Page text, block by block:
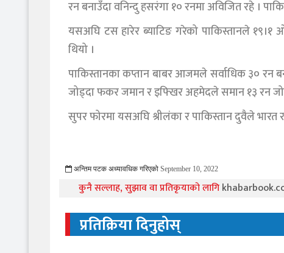
रन बनाउँदा वनिन्दु हसरंगा १० रनमा अविजित रहे ।
यसअघि टस हारेर ब्याटिङ गरेको पाकिस्तानले
थियो ।
पाकिस्तानका कप्तान बाबर आजमले सर्वाधिक ३० रन
जोड्दा फकर जमान र इफ्खिर अहमेदले समान १३ रन
सुपर फोरमा यसअघि श्रीलंका र पाकिस्तान दुवैले भारत
अन्तिम पटक अध्यावधिक गरिएको September 10, 2022
कुनै सल्लाह, सुझाव वा प्रतिकृयाको लागि
प्रतिक्रिया दिनुहोस्